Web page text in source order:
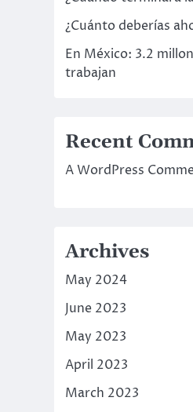
¿Cuánto deberías
En México: 3.2
trabajan
Recent
A WordPress
Archives
May 2024
June 2023
May 2023
April 2023
March 2023